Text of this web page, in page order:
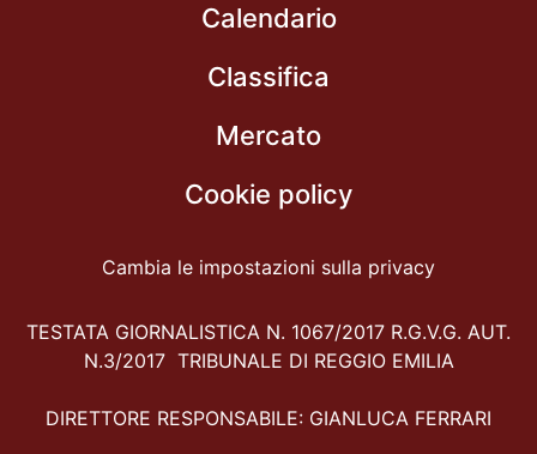
Calendario
Classifica
Mercato
Cookie policy
Cambia le impostazioni sulla privacy
TESTATA GIORNALISTICA N. 1067/2017 R.G.V.G. AUT.
N.3/2017 TRIBUNALE DI REGGIO EMILIA
DIRETTORE RESPONSABILE: GIANLUCA FERRARI